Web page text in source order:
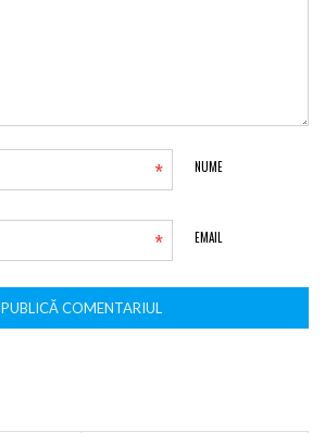
NUME
*
EMAIL
*